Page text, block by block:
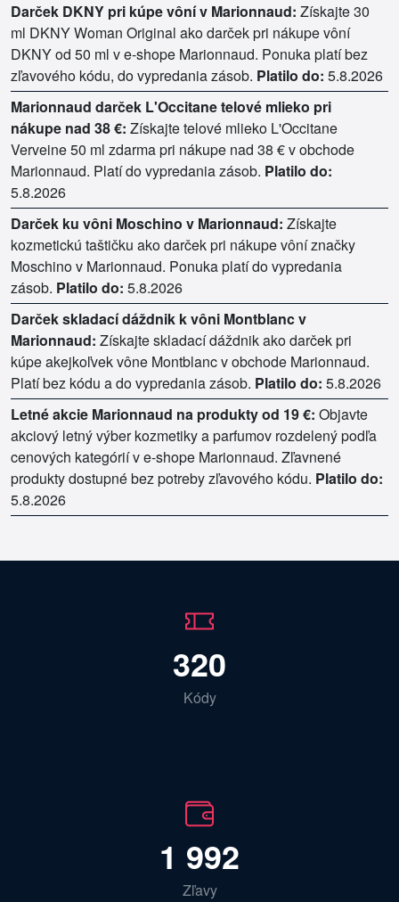
Darček DKNY pri kúpe vôní v Marionnaud: Získajte 30
ml DKNY Woman Original ako darček pri nákupe vôní
DKNY od 50 ml v e-shope Marionnaud. Ponuka platí bez
zľavového kódu, do vypredania zásob. Platilo do: 5.8.2026
Marionnaud darček L'Occitane telové mlieko pri
nákupe nad 38 €: Získajte telové mlieko L'Occitane
Verveine 50 ml zdarma pri nákupe nad 38 € v obchode
Marionnaud. Platí do vypredania zásob. Platilo do:
5.8.2026
Darček ku vôni Moschino v Marionnaud: Získajte
kozmetickú taštičku ako darček pri nákupe vôní značky
Moschino v Marionnaud. Ponuka platí do vypredania
zásob. Platilo do: 5.8.2026
Darček skladací dáždnik k vôni Montblanc v
Marionnaud: Získajte skladací dáždnik ako darček pri
kúpe akejkoľvek vône Montblanc v obchode Marionnaud.
Platí bez kódu a do vypredania zásob. Platilo do: 5.8.2026
Letné akcie Marionnaud na produkty od 19 €: Objavte
akciový letný výber kozmetiky a parfumov rozdelený podľa
cenových kategórií v e-shope Marionnaud. Zľavnené
produkty dostupné bez potreby zľavového kódu. Platilo do:
5.8.2026
320
Kódy
1 992
Zľavy